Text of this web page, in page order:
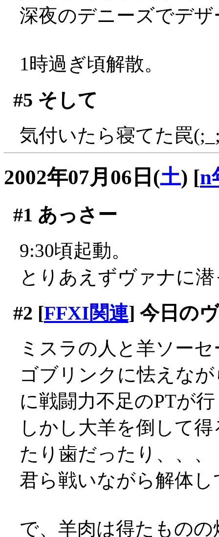
深夜のデニーズでデ
1時過ぎ頃解散。
#5 そして
気付いたら寝てた罠
2002年07月06日(土) [n
#1 あっさー
9:30頃起動。
とりあえずヴァナに
#2 [FFXI関連] 今日の
ミスラの人と羊ソー
ゴブリンクに怯えな
に戦闘力不足のPTが
しかし大羊を倒して
たり歯だったり、、、
君ら戦いながら解体
で、羊肉は得たもの